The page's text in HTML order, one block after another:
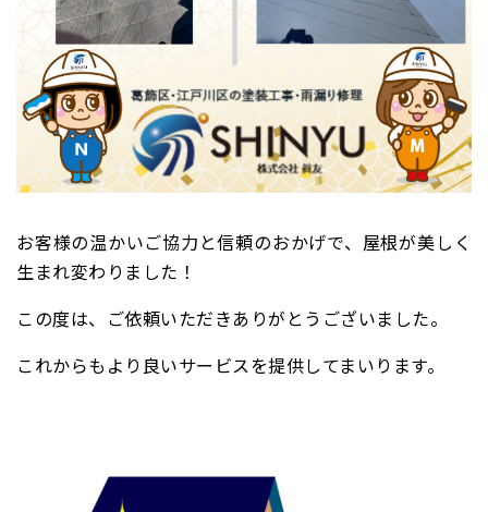
お客様の温かいご協力と信頼のおかげで、屋根が美しく
生まれ変わりました！
この度は、ご依頼いただきありがとうございました。
これからもより良いサービスを提供してまいります。